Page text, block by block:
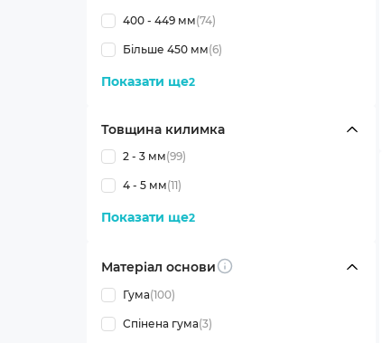
400 - 449 мм(74)
Більше 450 мм(6)
Показати ще2
Товщина килимка
2 - 3 мм(99)
4 - 5 мм(11)
Показати ще2
Матеріал основи
Info
Гума(100)
Спінена гума(3)